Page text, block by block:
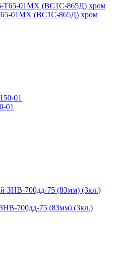
01МХ (ВС1С-865Д) хром
01
700дд-75 (83мм) (3кл.)